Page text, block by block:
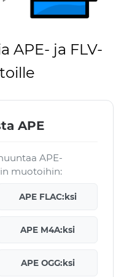
APE- ja FLV-
APE
APE-
muotoihin:
APE FLAC:ksi
APE M4A:ksi
APE OGG:ksi